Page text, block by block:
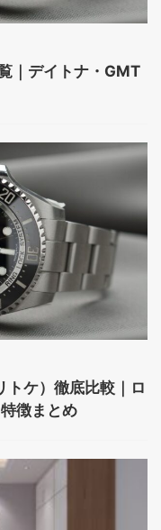
｜デイトナ・GMT
ケ）徹底比較｜ロ
徴まとめ